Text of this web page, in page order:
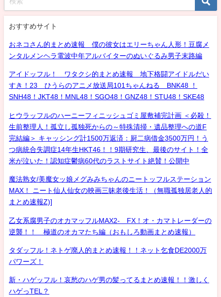
おすすめサイト
おネコさん的まとめ速報 僕の彼女はエリーちゃん人形！豆腐メ
ンタルメンヘラ電波中年アルバイターのぬいぐるみ男子末路編
アイドッフル！ ワタクシ的まとめ速報 地下格闘アイドルだい
すき！23 ひうらのアニメ放送局101ちゃんねる BNK48 ！
SNH48！JKT48！MNL48！SGO48！GNZ48！STU48！SKE48
ヒウラッフルのハーニーフィニッシュゴミ屋敷補完計画 ＜必殺！
生前整理人！孤立し孤独死からの～特殊清掃・遺品整理への道F
完結編＞ キャッシング計1500万返済：厨二病借金3500万円！う
つ病統合失調症14年生HKT46！！9期研究生、最後のサイト！全
米が泣いた！認知症鬱病60代のラストサイト絶賛！公開中
魔法熟女/美魔女ッ娘メグみみちゃんのニートッフルステーション
MAX！ ニート仙人仙女の映画三昧老後生活！（無職孤独居老人的
まとめ速報Z)]
乙女系腐男子のオカマッフルMAX2- FX！オ・カマトレーダーの
逆襲！！ 極道のオカマたち編（おもしろ動画まとめ速報）
タダッフル！ネトゲ廃人的まとめ速報！！ネット乞食DE2000万
パワーズ！
新・ハゲッフル！哀愁のハゲ男の髪ってるまとめ速報！！激しく
ハゲっTEL？